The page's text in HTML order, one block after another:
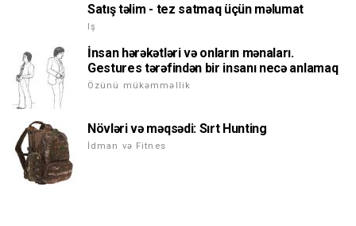
Satış təlim - tez satmaq üçün məlumat
Iş
İnsan hərəkətləri və onların mənaları.
Gestures tərəfindən bir insanı necə anlamaq
Özünü mükəmməllik
Növləri və məqsədi: Sırt Hunting
İdman və Fitnes